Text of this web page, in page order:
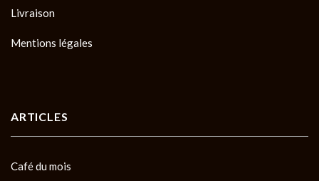
Livraison
Mentions légales
ARTICLES
Café du mois